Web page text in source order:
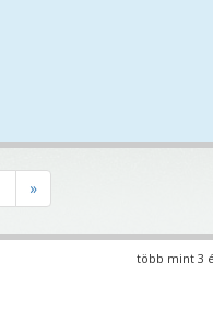
»
több mint 3